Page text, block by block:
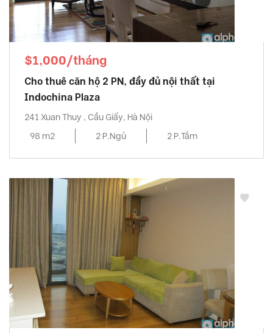
$1,000/tháng
Cho thuê căn hộ 2 PN, đầy đủ nội thất tại
Indochina Plaza
241 Xuan Thuy , Cầu Giấy, Hà Nội
98 m2
2 P.Ngủ 2 P.Tắm